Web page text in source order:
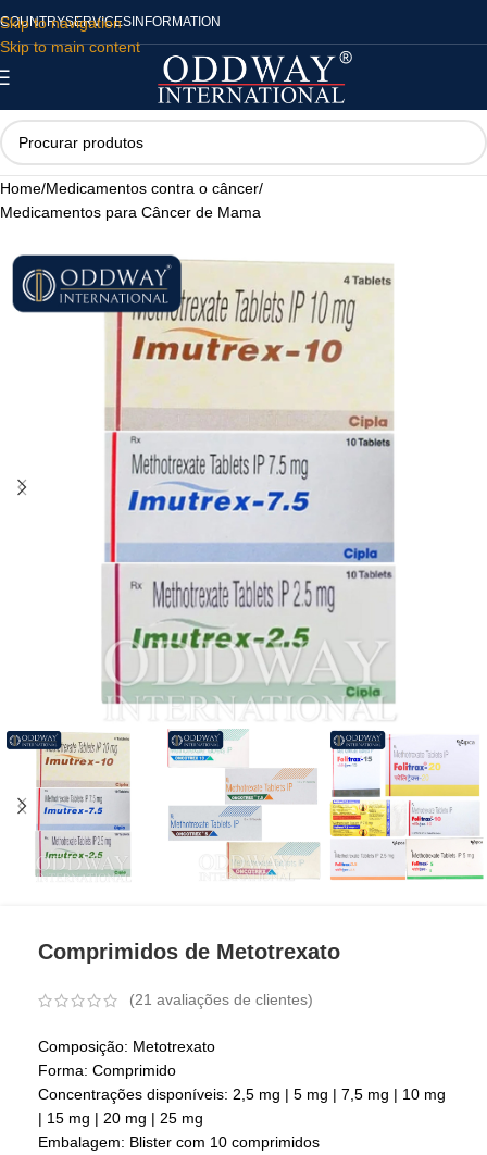
Skip to navigation
Skip to main content
COUNTRYSERVICES INFORMATION
Home/Medicamentos contra o câncer/
Medicamentos para Câncer de Mama
Comprimidos de Metotrexato
(21 avaliações de clientes)
Composição: Metotrexato
Forma: Comprimido
Concentrações disponíveis: 2,5 mg | 5 mg | 7,5 mg | 10 mg
| 15 mg | 20 mg | 25 mg
Embalagem: Blister com 10 comprimidos